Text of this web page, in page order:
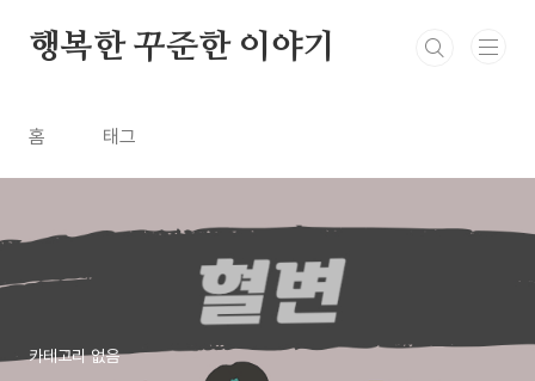
행복한 꾸준한 이야기
홈 태그
카테고리 없음